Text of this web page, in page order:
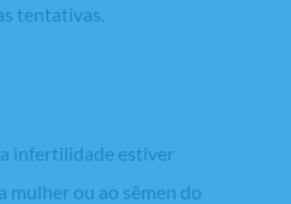
tentativas.
a infertilidade estiver
mulher ou ao sêmen do